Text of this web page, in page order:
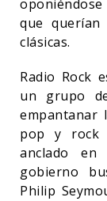
que
clásicas.
Radio Rock
un grupo
empantanar
pop y rock
anclado
gobierno
Philip